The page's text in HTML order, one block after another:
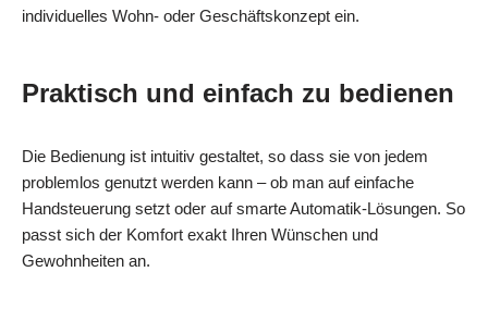
individuelles Wohn- oder Geschäftskonzept ein.
Praktisch und einfach zu bedienen
Die Bedienung ist intuitiv gestaltet, so dass sie von jedem
problemlos genutzt werden kann – ob man auf einfache
Handsteuerung setzt oder auf smarte Automatik-Lösungen. So
passt sich der Komfort exakt Ihren Wünschen und
Gewohnheiten an.